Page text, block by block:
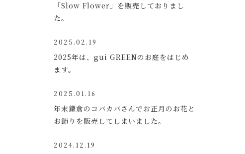
「Slow Flower」を販売しておりまし
た。
2025.02.19
2025年は、gui GREENのお庭をはじめ
ます。
2025.01.16
年末鎌倉のコバカバさんでお正月のお花と
お飾りを販売してしまいました。
2024.12.19